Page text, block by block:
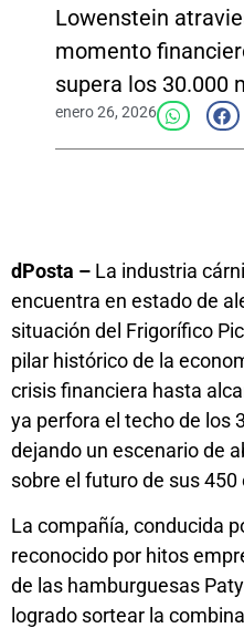
Lowenstein
momento
supera los 30.000
enero 26, 2026
dPosta – La industria
encuentra en estado de
situación del Frigorífico
pilar histórico de la
crisis financiera hasta
ya perfora el techo de los
dejando un escenario de
sobre el futuro de sus
La compañía, conducida
reconocido por hitos
de las hamburguesas
logrado sortear la